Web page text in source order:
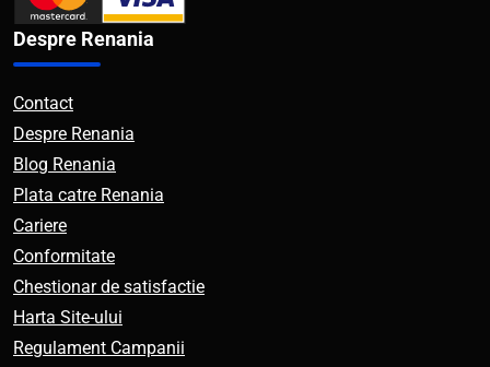
Despre Renania
Contact
Despre Renania
Blog Renania
Plata catre Renania
Cariere
Conformitate
Chestionar de satisfactie
Harta Site-ului
Regulament Campanii